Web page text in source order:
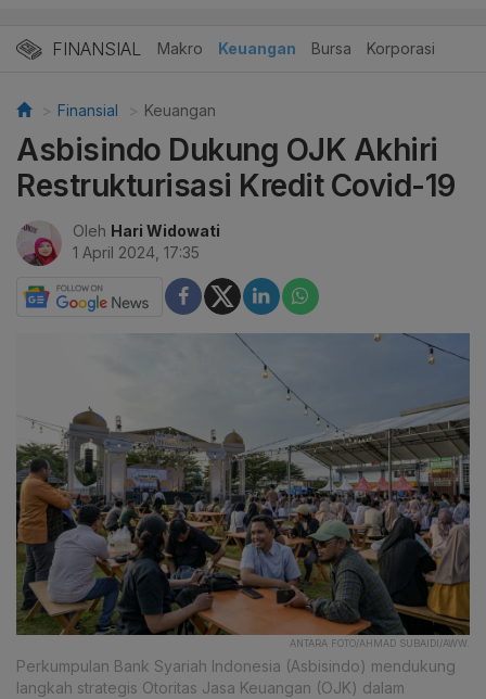
FINANSIAL Makro Keuangan Bursa Korporasi
Finansial Keuangan
Asbisindo Dukung OJK Akhiri
Restrukturisasi Kredit Covid-19
Oleh Hari Widowati
1 April 2024, 17:35
ANTARA FOTO/AHMAD SUBAIDI/AWW.
Perkumpulan Bank Syariah Indonesia (Asbisindo) mendukung
langkah strategis Otoritas Jasa Keuangan (OJK) dalam